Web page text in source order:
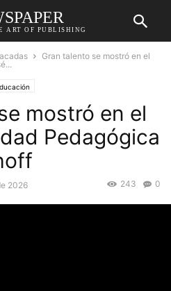
ART OF PUBLISHING
Gran talento se mostró en el
mostró en el
Pedagógica
2026 0
243